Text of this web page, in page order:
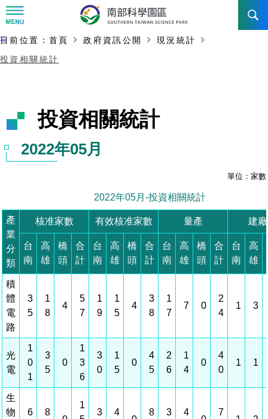
訊息公告
新聞資料專區
即時新聞澄清專區
招標資訊
園區電子看板專區
發展沿革
設立沿革
首長介紹
局長電子信箱
組織法
組織架構
組織職掌
施政主軸
年度工作展望
國家科學及技術委員會重大政策
廉政園地
工作職掌與聯絡管道
廉政資訊
公職人員及關係人補助交易身分關係公開專區
獲獎記錄
檔案應用服務須知
檔案應用及宣導活動
WebMail(新)
認識園區
臺南園區
競爭優勢
土地規劃
水電供應
園區資源再生中心
簡介
競爭優勢
土地規劃
園區土地廠房宿舍出租資訊
污水處理廠
橋頭園區
簡介
競爭優勢
水電供應
園區土地廠房宿舍出租資訊
新設園區
交通資訊
機構及廠商名錄
廠商名錄
園區公會資訊
文化藝術
公共藝術
園區生活
工商服務
申請流程及表單
入區申辦流程
申辦案件處理時限
投資業務
工商業務
相關費用
園區事業管理費
土地及廠房租賃
宿舍租金費用
污水費
科學園區廠商服務網
園區課程及獎補助計畫
園區培訓課程
科學園區人才培育補助計畫
園區參訪申請
性平專區
主要內容開始
:::
目前位置： 首頁 政府資訊公開
現況統計
投資相關統計